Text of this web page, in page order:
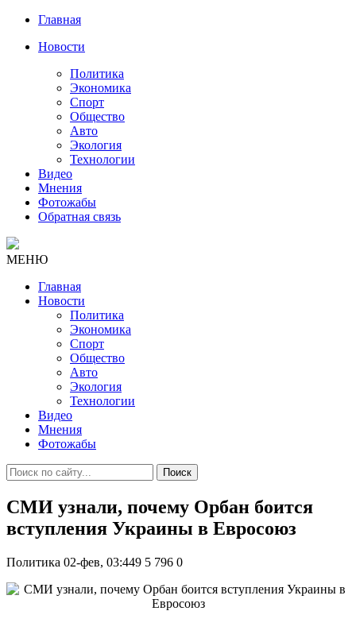
Главная
Новости
Политика
Экономика
Спорт
Общество
Авто
Экология
Технологии
Видео
Мнения
Фотожабы
Обратная связь
МЕНЮ
Главная
Новости
Политика
Экономика
Спорт
Общество
Авто
Экология
Технологии
Видео
Мнения
Фотожабы
Поиск
СМИ узнали, почему Орбан боится
вступления Украины в Евросоюз
Политика 02-фев, 03:449 5 796 0